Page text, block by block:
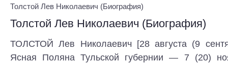
Толстой Лев Николаевич (Биография)
Толстой Лев Николаевич (Биография)
ТОЛСТОЙ Лев Николаевич [28 августа (9
Ясная Поляна Тульской губернии — 7 (20)